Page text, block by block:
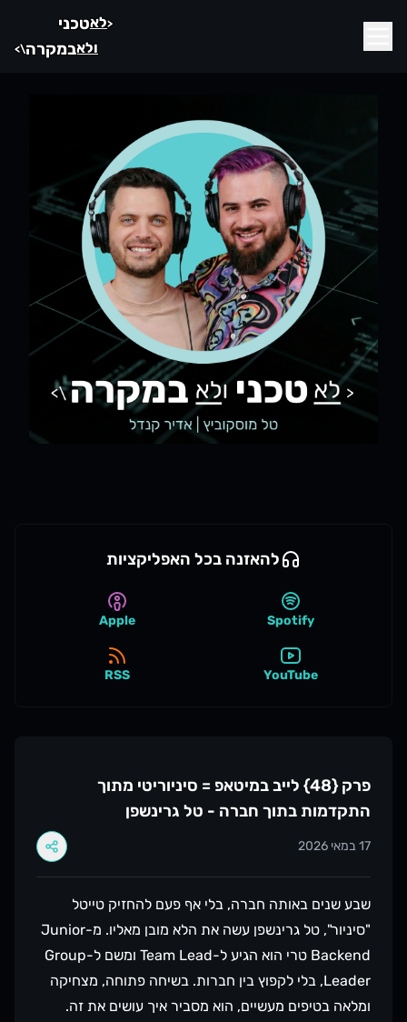
<לאטכני
ולאבמקרה\>
להאזנה בכל האפליקציות
Spotify
Apple
YouTube
RSS
פרק {48} לייב במיטאפ = סיניוריטי מתוך
התקדמות בתוך חברה - טל גרינשפן
17 במאי 2026
שבע שנים באותה חברה, בלי אף פעם להחזיק טייטל
"סיניור", טל גרינשפן עשה את הלא מובן מאליו. מ-Junior
Backend טרי הוא הגיע ל-Team Lead ומשם ל-Group
Leader, בלי לקפוץ בין חברות. בשיחה פתוחה, מצחיקה
ומלאה בטיפים מעשיים, הוא מסביר איך עושים את זה.